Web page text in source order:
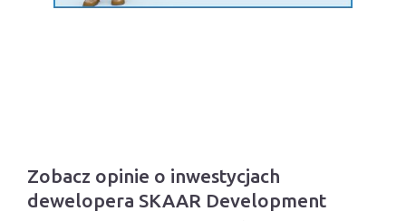
Zobacz opinie o inwestycjach
dewelopera SKAAR Development